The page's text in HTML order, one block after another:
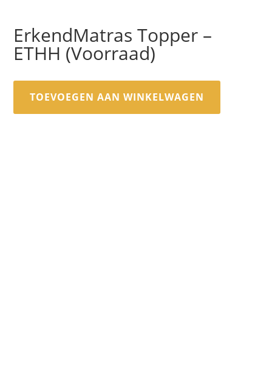
ErkendMatras Topper –
ETHH (Voorraad)
TOEVOEGEN AAN WINKELWAGEN